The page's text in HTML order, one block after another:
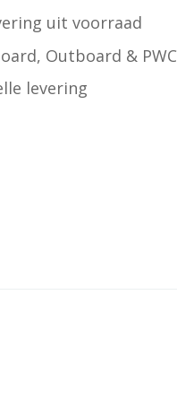
uit voorraad
Outboard & PWC
levering